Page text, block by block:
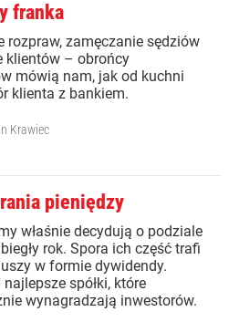
franka
rozpraw, zamęczanie sędziów
klientów – obrońcy
mówią nam, jak od kuchni
klienta z bankiem.
Krawiec
pieniędzy
właśnie decydują o podziale
rok. Spora ich część trafi
w formie dywidendy.
spółki, które
wynagradzają inwestorów.